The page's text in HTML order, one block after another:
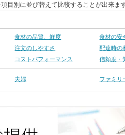
目別に並び替えて比較することが出来ます
食材の品質、鮮度
食材の安
注文のしやすさ
配達時の
コストパフォーマンス 信頼度・
夫婦 ファミリ